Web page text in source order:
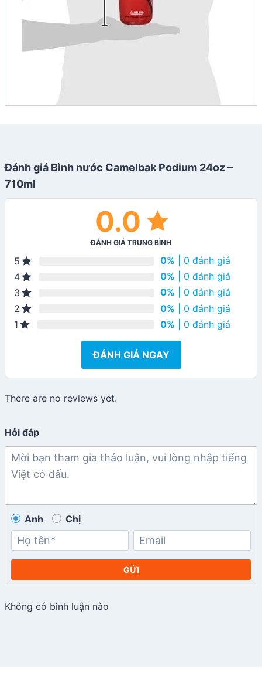
Đánh giá Bình nước Camelbak Podium 24oz –
710ml
0.0
ĐÁNH GIÁ TRUNG BÌNH
5 0% | 0 đánh giá
4
0% | 0 đánh giá
3
0% | 0 đánh giá
2
0% | 0 đánh giá
1
0% | 0 đánh giá
ĐÁNH GIÁ NGAY
There are no reviews yet.
Hỏi đáp
Anh Chị
GỬI
Không có bình luận nào